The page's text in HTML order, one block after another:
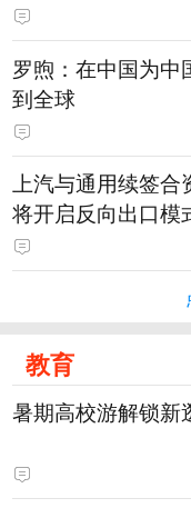
罗煦：在中国为中
到全球
上汽与通用续签合
将开启反向出口模
教育
暑期高校游解锁新